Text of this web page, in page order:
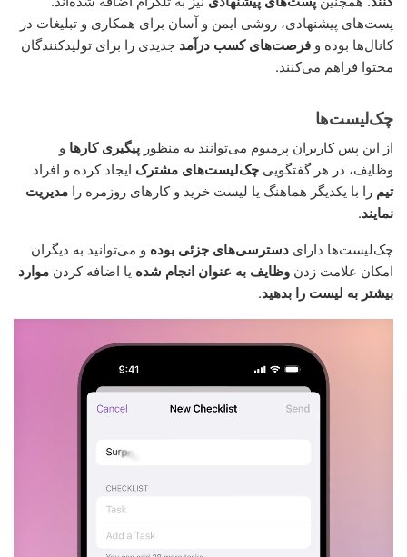
پست‌های پیشنهادی، روشی ایمن و آسان برای همکاری و تبلیغات در
کانال‌ها بوده و فرصت‌های کسب درآمد جدیدی را برای تولیدکنندگان
محتوا فراهم می‌کنند.
چک‌لیست‌ها
از این پس کاربران پرمیوم می‌توانند به منظور پیگیری کارها و
وظایف، در هر گفتگویی چک‌لیست‌های مشترک ایجاد کرده و افراد
تیم را با یکدیگر هماهنگ یا لیست خرید و کارهای روزمره را مدیریت
نمایند.
چک‌لیست‌ها دارای دسترسی‌های جزئی بوده و می‌توانید به دیگران
امکان علامت زدن وظایف به عنوان انجام شده یا اضافه کردن موارد
بیشتر به لیست را بدهید.